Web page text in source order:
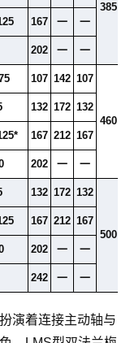
385
167 一 一
202 一 一
107 142 107
460
132 172 132
167 212 167
202 一 一
132 172 132
500
167 212 167
202 一 一
242 一 一
演着连接主动轴与